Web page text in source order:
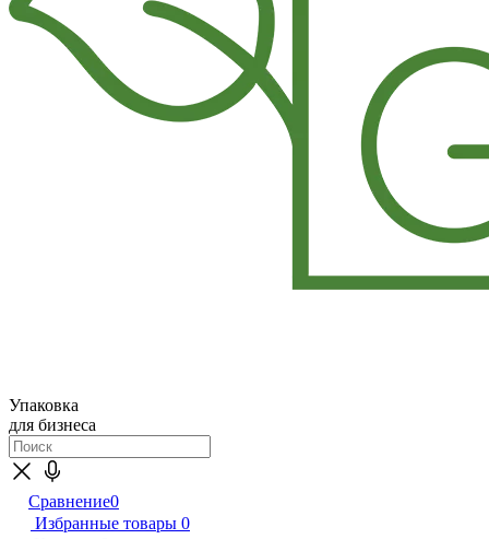
Упаковка
для бизнеса
Сравнение0
Избранные товары 0